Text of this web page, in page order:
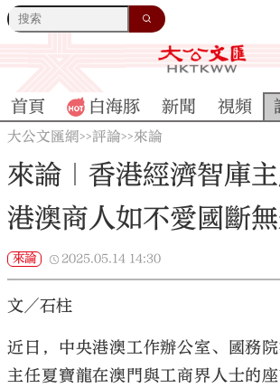
首頁 白海豚 新聞 視頻
大公文匯網>>評論>>來論
來論｜香港經濟智庫主
港澳商人如不愛國斷
來論 2025.05.14 14:30
文／石柱
近日，中央港澳工作辦公室、國務
主任夏寶龍在澳門與工商界人士的